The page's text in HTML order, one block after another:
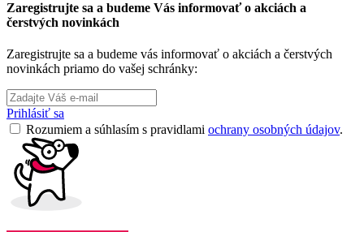
Zaregistrujte sa a budeme Vás informovať o akciách a
čerstvých novinkách
Zaregistrujte sa a budeme vás informovať o akciách a čerstvých
novinkách priamo do vašej schránky:
Prihlásiť sa
Rozumiem a súhlasím s pravidlami ochrany osobných údajov.